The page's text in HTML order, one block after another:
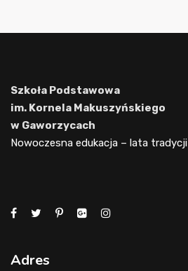
Szkoła Podstawowa
im. Kornela Makuszyńskiego
w Gaworzycach
Nowoczesna edukacja – lata tradycji
Adres